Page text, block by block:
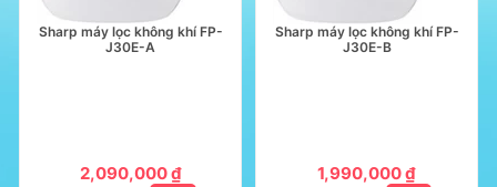
Sharp máy lọc không khí FP-
J30E-A
2,090,000 ₫
Sharp máy lọc không khí FP-
J30E-B
1,990,000 ₫